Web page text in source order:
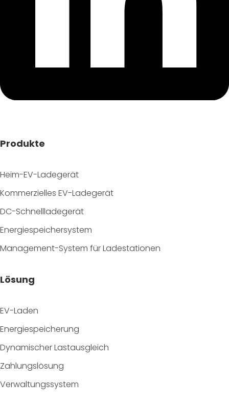
Produkte
Heim-EV-Ladegerät
Kommerzielles EV-Ladegerät
DC-Schnellladegerät
Energiespeichersystem
Management-System für Ladestationen
Lösung
EV-Laden
Energiespeicherung
Dynamischer Lastausgleich
Zahlungslösung
Verwaltungssystem